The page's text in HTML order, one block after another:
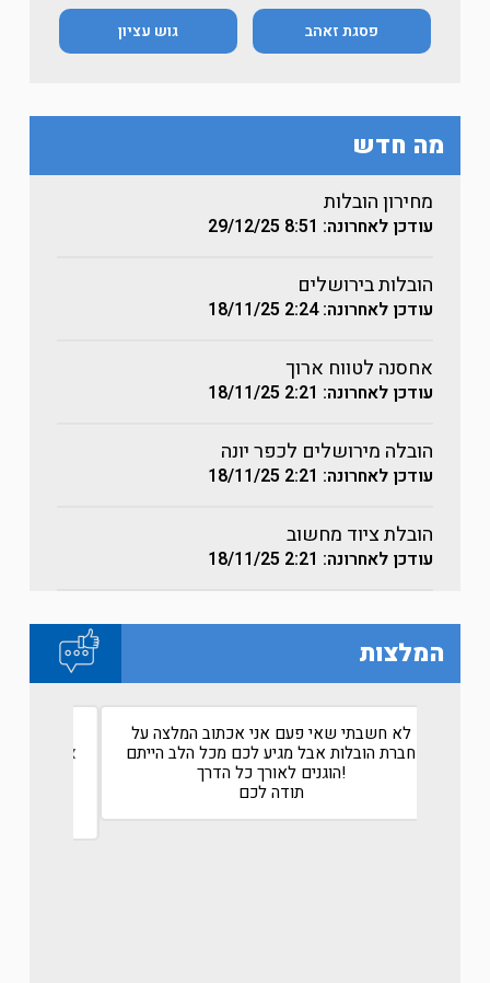
פסגת זאהב גוש עציון
מה חדש
מחירון הובלות
עודכן לאחרונה: 8:51 29/12/25
הובלות בירושלים
עודכן לאחרונה: 2:24 18/11/25
אחסנה לטווח ארוך
עודכן לאחרונה: 2:21 18/11/25
הובלה מירושלים לכפר יונה
עודכן לאחרונה: 2:21 18/11/25
הובלת ציוד מחשוב
עודכן לאחרונה: 2:21 18/11/25
המלצות
לא חשבתי שאי פעם אני אכתוב המלצה על
חברת הובלות אבל מגיע לכם מכל הלב הייתם
הוגנים לאורך כל הדרך!
תודה לכם